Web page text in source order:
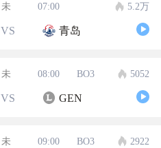
未 07:00 5.2万
VS 青岛
未 08:00 BO3 5052
VS GEN
未 09:00 BO3 2922